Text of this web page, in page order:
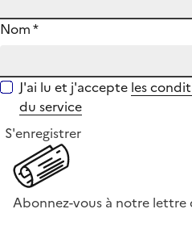
Nom*
J'ai lu et j'accepte les
du service
S'enregistrer
Abonnez-vous à notre